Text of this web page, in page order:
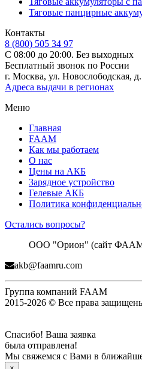
Тяговые панцирные
Контакты
8 (800) 505 34 97
С 08:00 до 20:00. Без выходных
Бесплатный звонок по России
г. Москва, ул. Новослободская,
Адреса выдачи в регионах
Меню
Главная
FAAM
Как мы работаем
О нас
Цены на АКБ
Зарядное устройство
Гелевые АКБ
Политика
Остались вопросы?
ООО "Орион" (сайт ФААМ
akb@faamru.com
Группа компаний FAAM
2015-2026 © Все права
Спасибо! Ваша заявка
была отправлена!
Мы свяжемся с Вами в